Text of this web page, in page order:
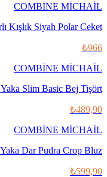
COMBİNE MİCHAİL
Kışlık Siyah Polar Ceket
₺966
COMBİNE MİCHAİL
Slim Basic Bej Tişört
₺489,90
COMBİNE MİCHAİL
Dar Pudra Crop Bluz
₺599,90